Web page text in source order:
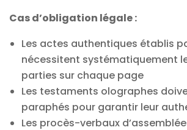
Cas d’obligation légale :
Les actes authentiques établis
nécessitent systématiquement
parties sur chaque page
Les testaments olographes
paraphés pour garantir leur
Les procès-verbaux